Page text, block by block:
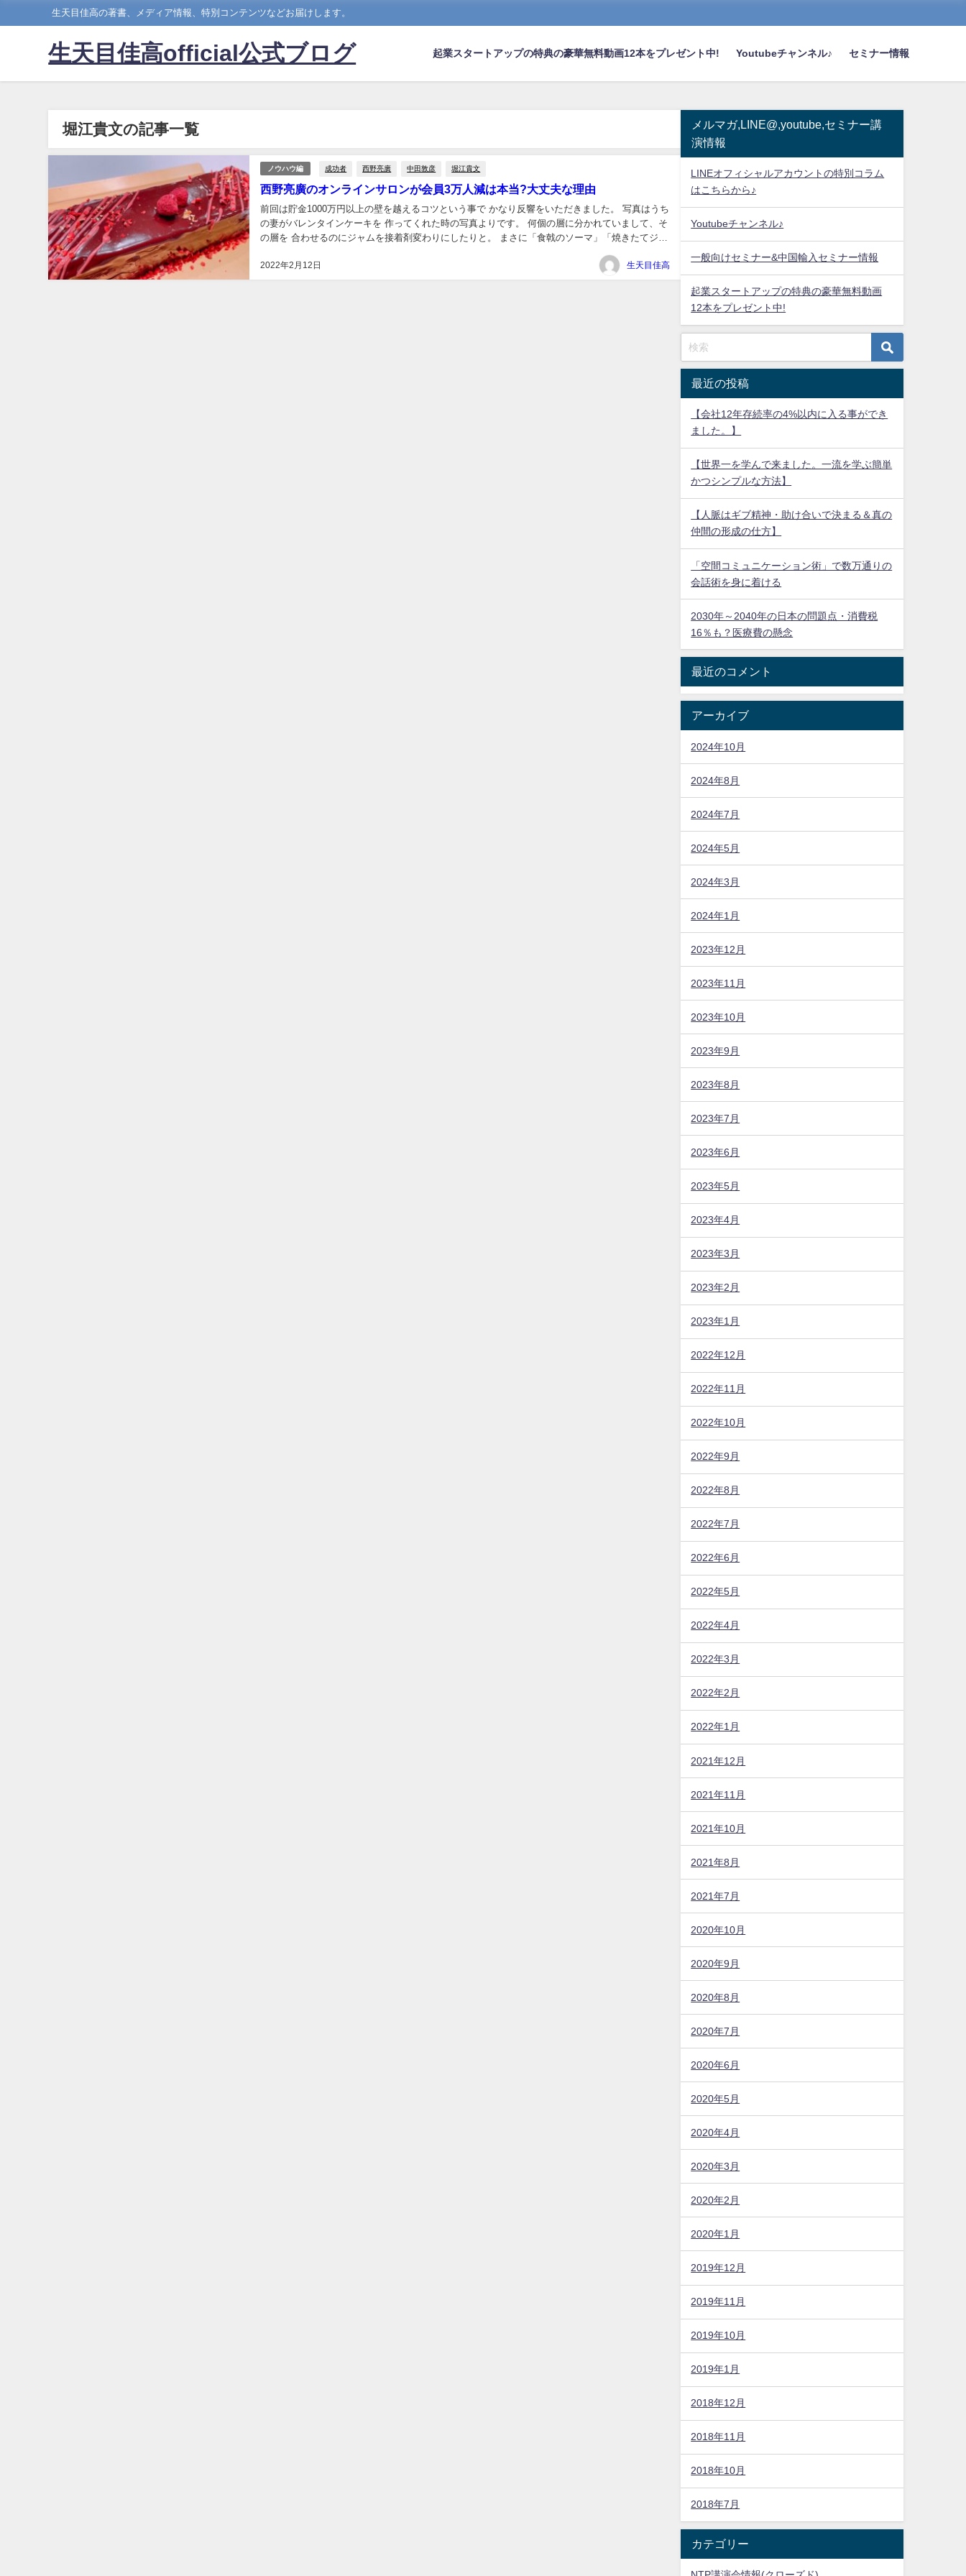
生天目佳高の著書、メディア情報、特別コンテンツなどお届けします。
生天目佳高official公式ブログ 起業スタートアップの特典の豪華無料動画12本をプレゼント中! Youtubeチャンネル♪ セミナー情報
堀江貴文の記事一覧
ノウハウ編 成功者 西野亮廣 中田敦彦 堀江貴文
西野亮廣のオンラインサロンが会員3万人減は本当?大丈夫な理由
2022年2月12日
前回は貯金1000万円以上の壁を越えるコツという事で かなり反響をいただきました。 写真はうち
の妻がバレンタインケーキを 作ってくれた時の写真よりです。 何個の層に分かれていまして、そ
の層を 合わせるのにジャムを接着剤変わりにしたりと。 まさに「食戟のソーマ」「焼きたてジャ
生天目佳高
メルマガ,LINE@,youtube,セミナー講
演情報
LINEオフィシャルアカウントの特別コラム
はこちらから♪
Youtubeチャンネル♪
一般向けセミナー&中国輸入セミナー情報
起業スタートアップの特典の豪華無料動画
12本をプレゼント中!
最近の投稿
【会社12年存続率の4%以内に入る事ができ
ました。】
【世界一を学んで来ました。一流を学ぶ簡単
かつシンプルな方法】
【人脈はギブ精神・助け合いで決まる＆真の
仲間の形成の仕方】
「空間コミュニケーション術」で数万通りの
会話術を身に着ける
2030年～2040年の日本の問題点・消費税
16％も？医療費の懸念
最近のコメント
アーカイブ
2024年10月
2024年8月
2024年7月
2024年5月
2024年3月
2024年1月
2023年12月
2023年11月
2023年10月
2023年9月
2023年8月
2023年7月
2023年6月
2023年5月
2023年4月
2023年3月
2023年2月
2023年1月
2022年12月
2022年11月
2022年10月
2022年9月
2022年8月
2022年7月
2022年6月
2022年5月
2022年4月
2022年3月
2022年2月
2022年1月
2021年12月
2021年11月
2021年10月
2021年8月
2021年7月
2020年10月
2020年9月
2020年8月
2020年7月
2020年6月
2020年5月
2020年4月
2020年3月
2020年2月
2020年1月
2019年12月
2019年11月
2019年10月
2019年1月
2018年12月
2018年11月
2018年10月
2018年7月
カテゴリー